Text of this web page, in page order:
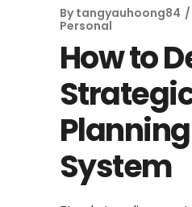
By tangyauhoong84
Personal
How to
Planning
System